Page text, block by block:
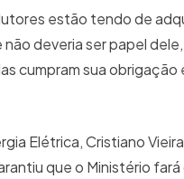
estão tendo de
deveria ser papel
cumpram sua
Elétrica, Cristiano
que o Ministério